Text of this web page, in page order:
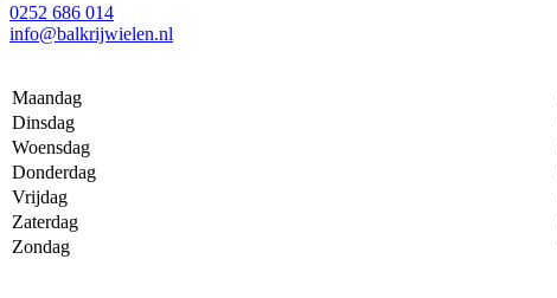
0252 686 014
info@balkrijwielen.nl
Maandag
Dinsdag
Woensdag
Donderdag
Vrijdag
Zaterdag
Zondag